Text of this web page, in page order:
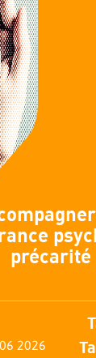
précarité
2026